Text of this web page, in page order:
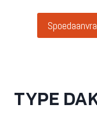
TYPE